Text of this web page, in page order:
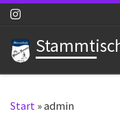
Zum Inhalt springen
Start »admin